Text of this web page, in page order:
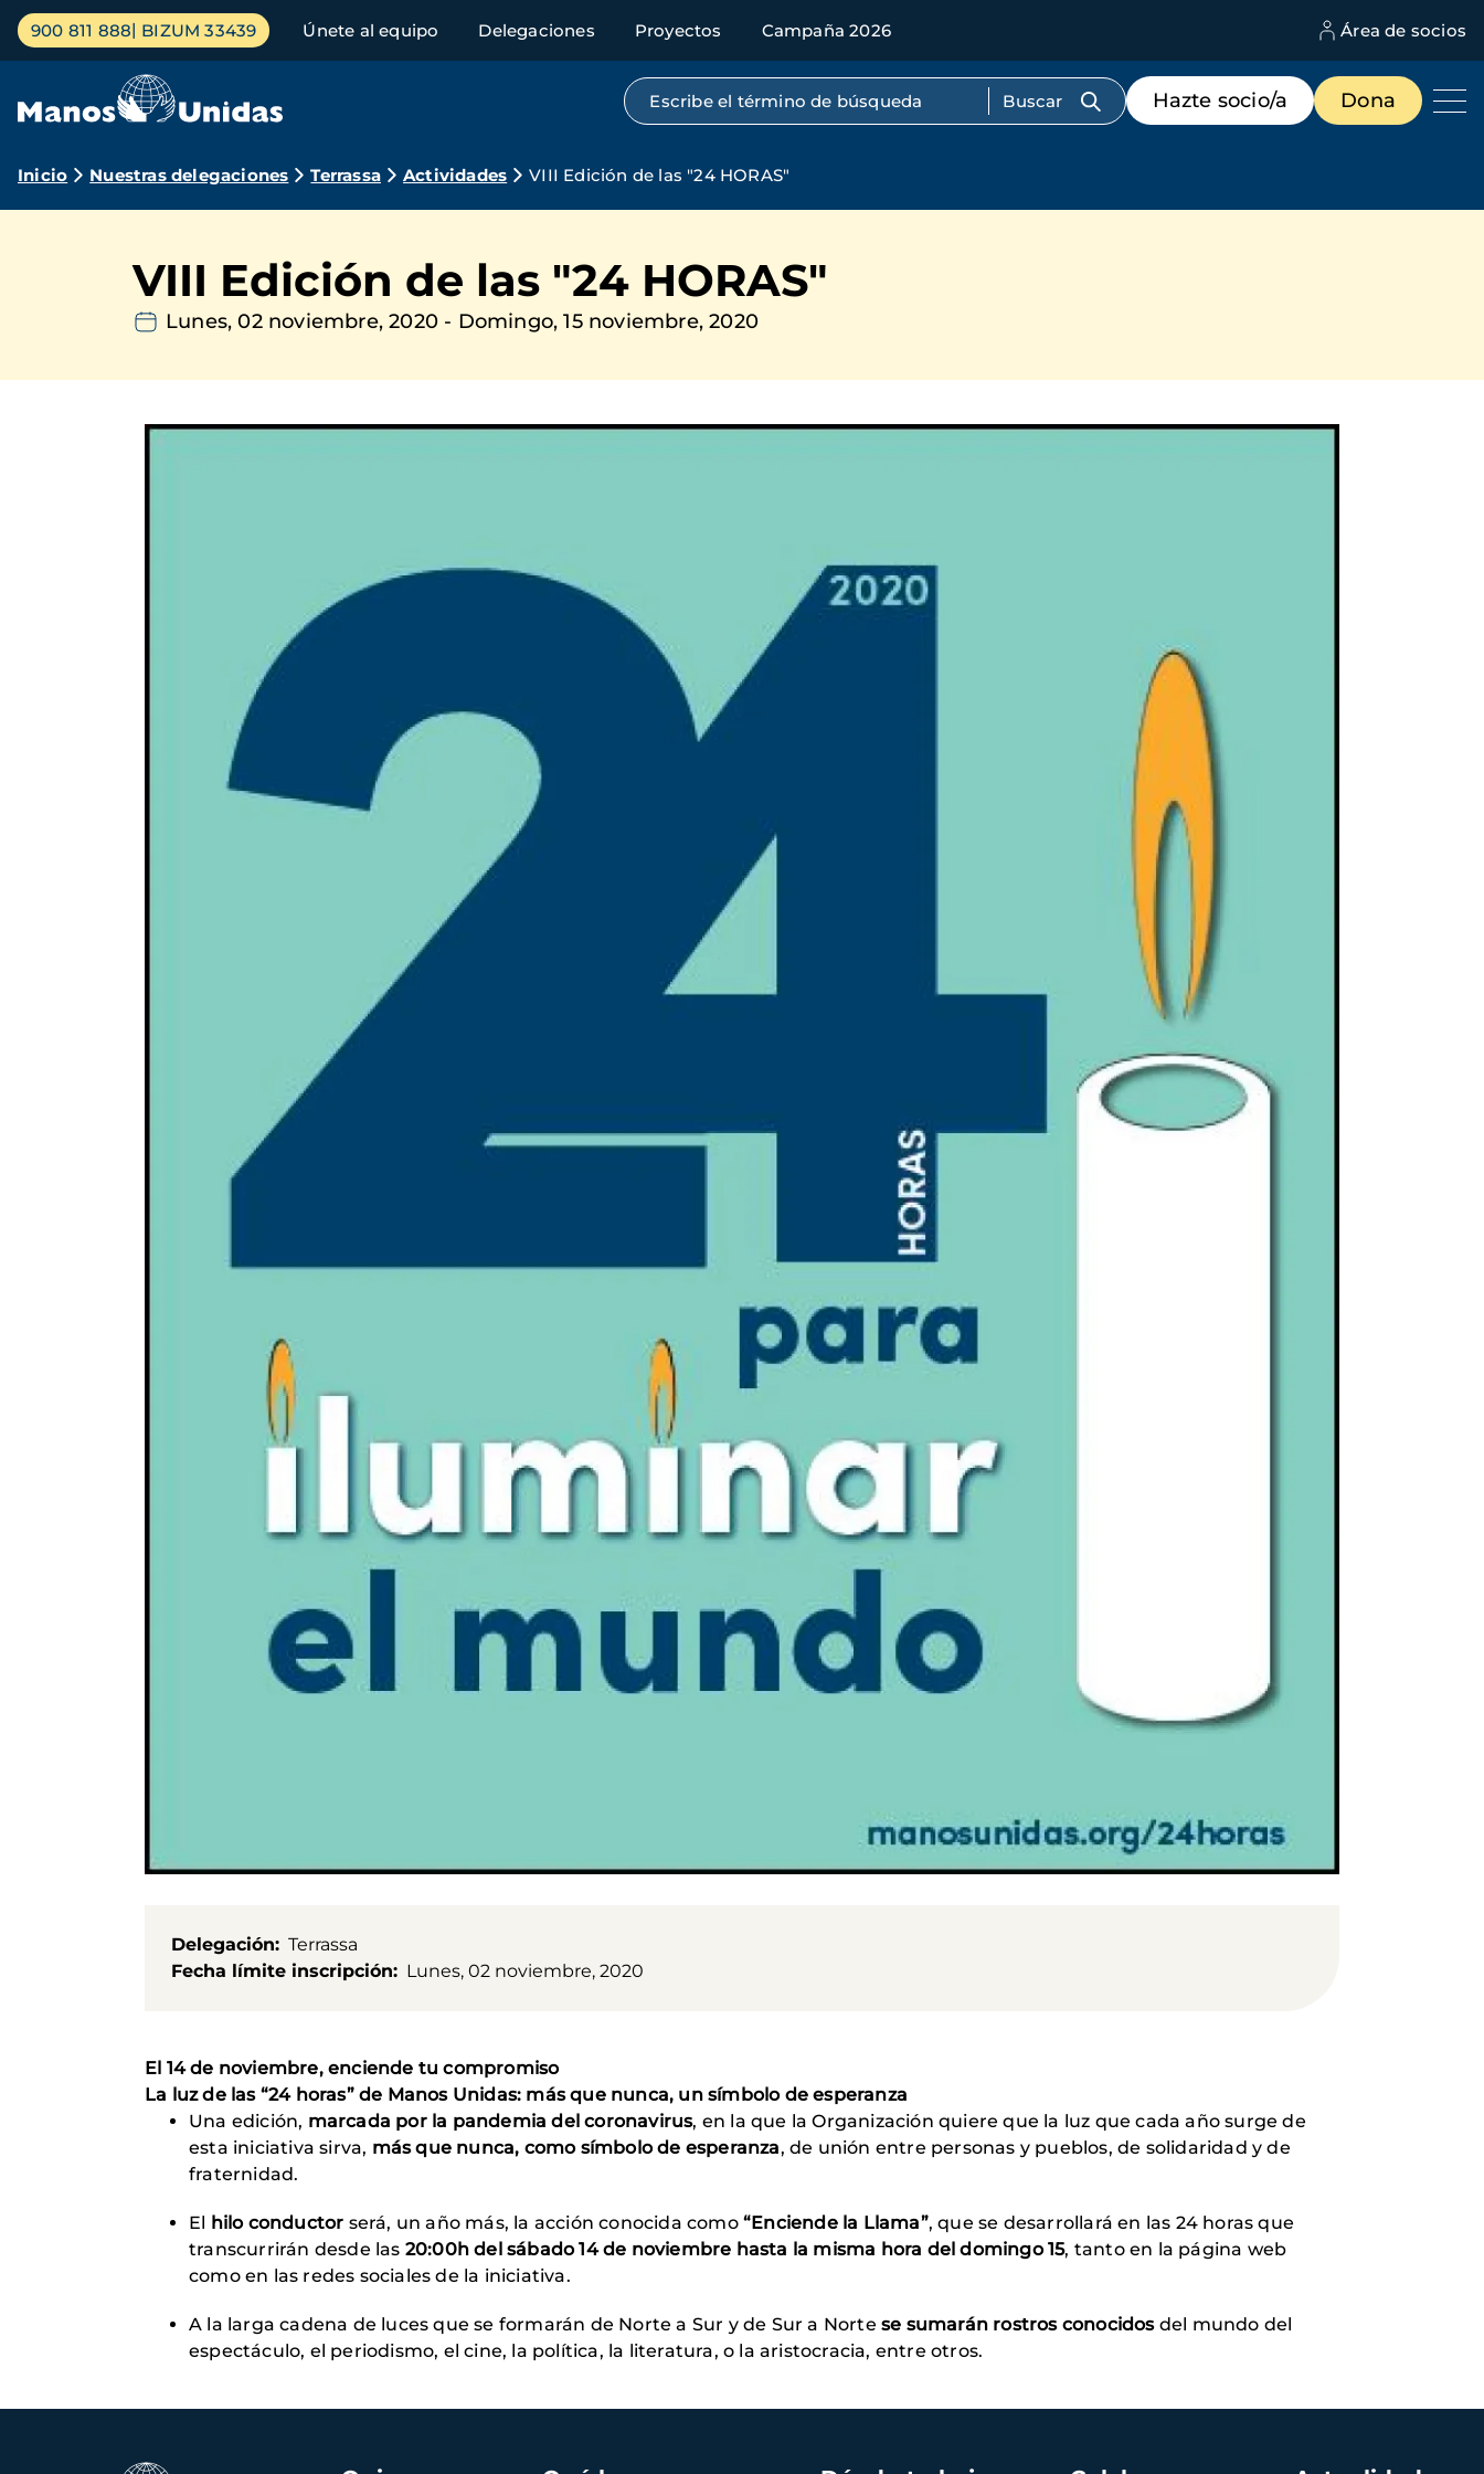
Pasar
contenido
Menú
principal
900 811 888 BIZUM 33439 Únete al equipo Delegaciones Proyectos Campaña 2026 Área de socios
Búsqueda por texto completo
Menú
de
destacados
Hazte socio/a Dona
Ruta
navegación
Inicio Nuestras delegaciones Terrassa Actividades VIII Edición de las "24 HORAS"
VIII Edición de las "24 HORAS"
Lunes, 02 noviembre, 2020 - Domingo, 15 noviembre, 2020
Delegación
Terrassa
Fecha límite inscripción
Lunes, 02 noviembre, 2020
El 14 de noviembre, enciende tu compromiso
La luz de las “24 horas” de Manos Unidas: más que nunca, un símbolo de esperanza
Una edición, marcada por la pandemia del coronavirus, en la que la Organización quiere que la luz que cada año surge de
esta iniciativa sirva, más que nunca, como símbolo de esperanza, de unión entre personas y pueblos, de solidaridad y de
fraternidad.
El hilo conductor será, un año más, la acción conocida como“Enciende la Llama”, que se desarrollará en las 24 horas que
transcurrirán desde las 20:00h del sábado 14 de noviembre hasta la misma hora del domingo 15, tanto en la página web
como en las redes sociales de la iniciativa.
A la larga cadena de luces que se formarán de Norte a Sur y de Sur a Norte se sumarán rostros conocidosdel mundo del
espectáculo, el periodismo, el cine, la política, la literatura, o la aristocracia, entre otros.